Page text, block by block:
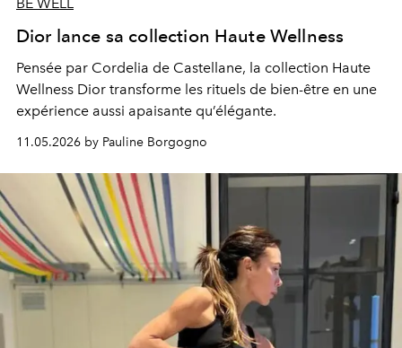
Dior lance sa collection Haute Wellness
Pensée par Cordelia de Castellane, la collection Haute
Wellness Dior transforme les rituels de bien-être en une
expérience aussi apaisante qu’élégante.
11.05.2026 by Pauline Borgogno